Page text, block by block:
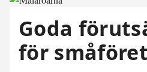
Goda
för